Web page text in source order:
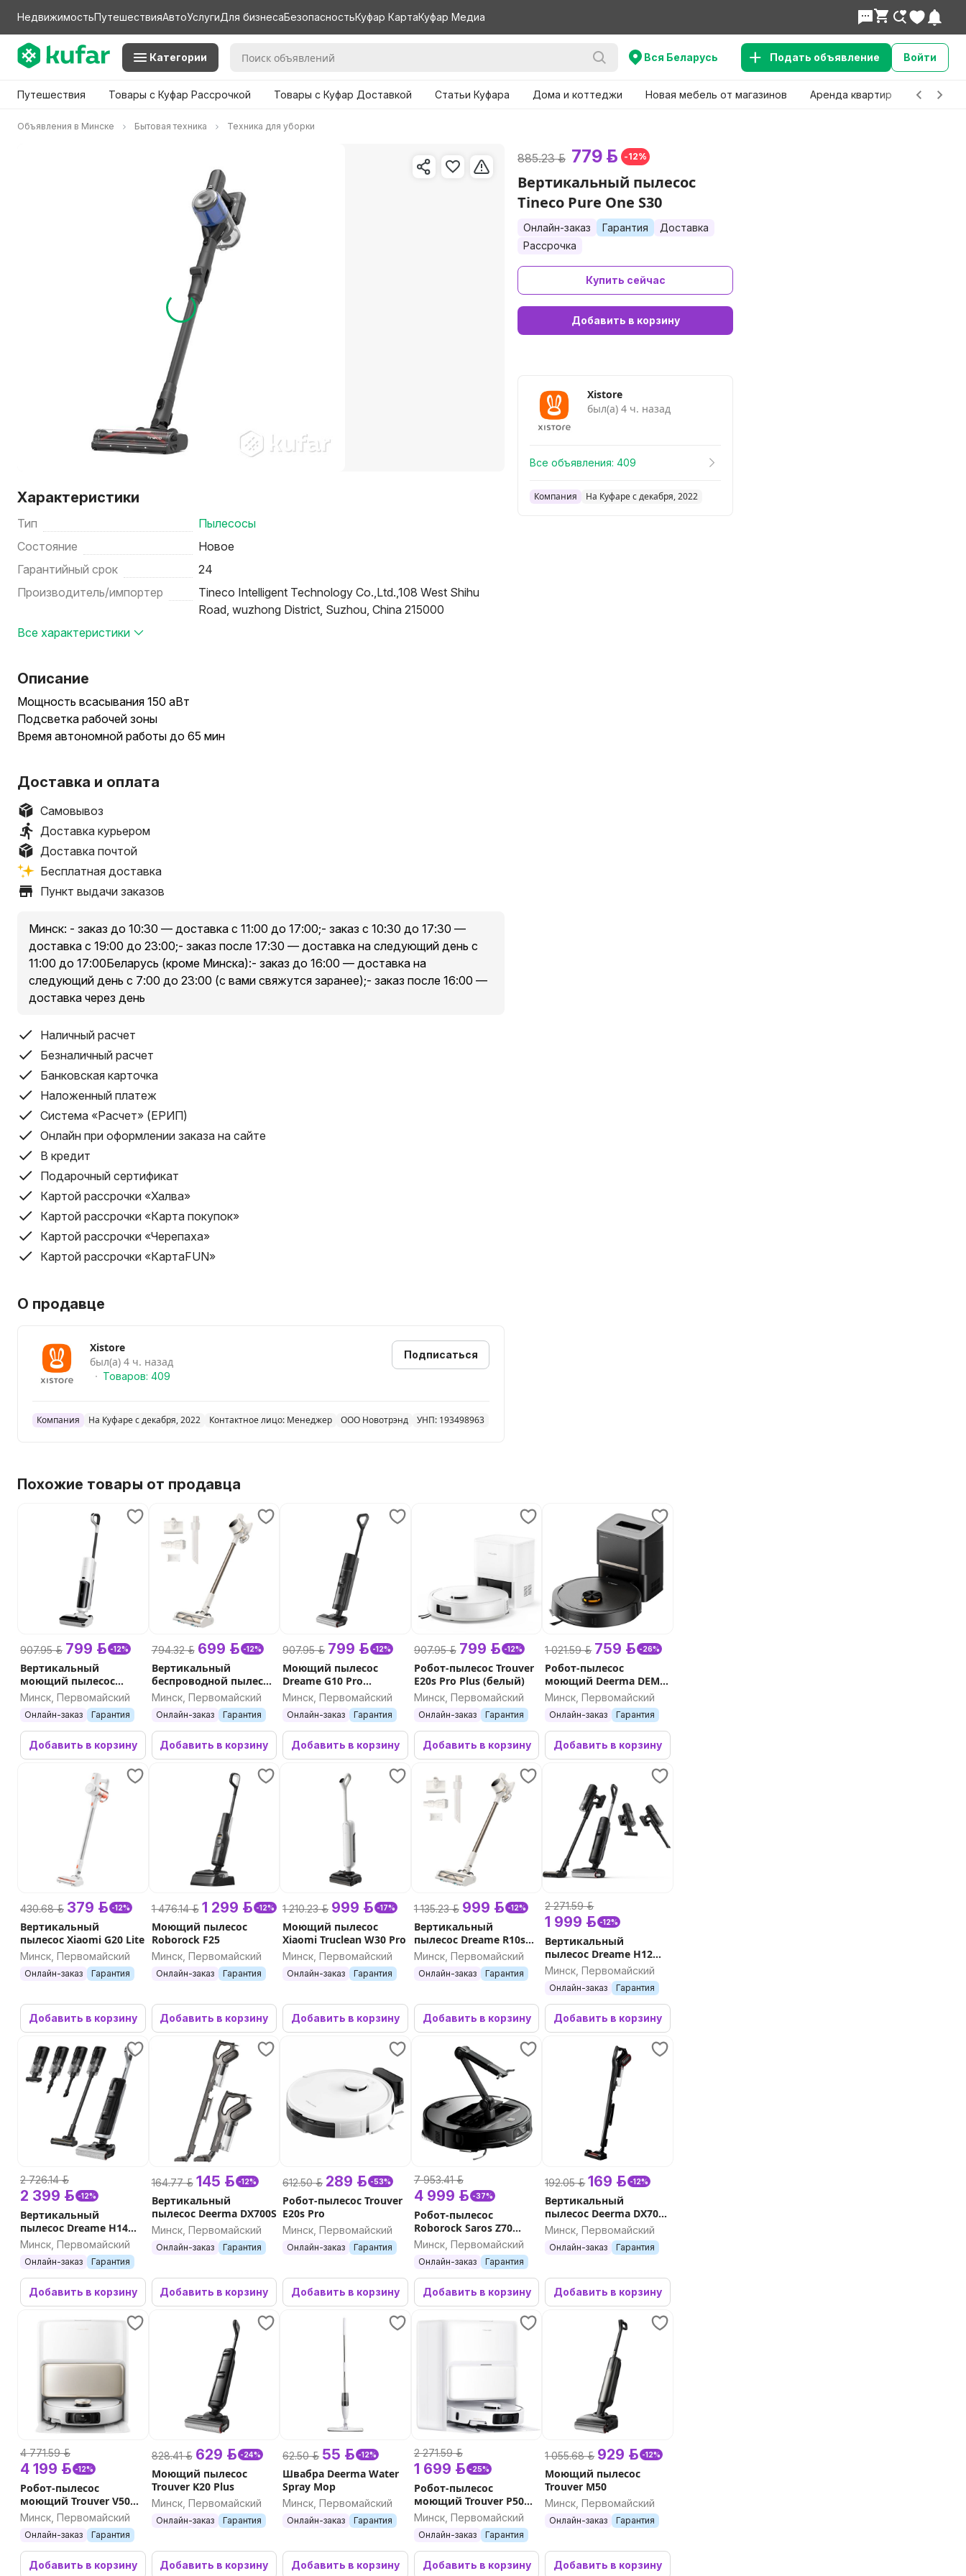
НедвижимостьПутешествияАвтоУслугиДля бизнесаБезопасностьКуфар КартаКуфар Медиа
Категории Вся Беларусь Подать объявление Войти
Путешествия Товары с Куфар Рассрочкой Товары с Куфар Доставкой Статьи Куфара Дома и коттеджи Новая мебель от магазинов Аренда квартир Детские
Объявления в Минске Бытовая техника Техника для уборки
Характеристики
Тип
Пылесосы
Состояние
Новое
Гарантийный срок
24
Производитель/импортер
Tineco Intelligent Technology Co.,Ltd.,108 West Shihu
Road, wuzhong District, Suzhou, China 215000
Все характеристики
Описание
Мощность всасывания 150 аВт
Подсветка рабочей зоны
Время автономной работы до 65 мин
Доставка и оплата
Самовывоз
Доставка курьером
Доставка почтой
Бесплатная доставка
Пункт выдачи заказов
Минск: - заказ до 10:30 — доставка с 11:00 до 17:00;- заказ с 10:30 до 17:30 —
доставка с 19:00 до 23:00;- заказ после 17:30 — доставка на следующий день с
11:00 до 17:00Беларусь (кроме Минска):- заказ до 16:00 — доставка на
следующий день с 7:00 до 23:00 (с вами свяжутся заранее);- заказ после 16:00 —
доставка через день
Наличный расчет
Безналичный расчет
Банковская карточка
Наложенный платеж
Система «Расчет» (ЕРИП)
Онлайн при оформлении заказа на сайте
В кредит
Подарочный сертификат
Картой рассрочки «Халва»
Картой рассрочки «Карта покупок»
Картой рассрочки «Черепаха»
Картой рассрочки «КартаFUN»
О продавце
Xistore
был(а) 4 ч. назад
Товаров: 409
Подписаться
Компания На Куфаре с декабря, 2022 Контактное лицо: Менеджер ООО Новотрэнд УНП: 193498963
Похожие товары от продавца
907.95 р. 799 р. -12%
Вертикальный
моющий пылесос
Xiaomi W20
Минск, Первомайский
Онлайн-заказ Гарантия
Добавить в корзину
794.32 р. 699 р. -12%
Вертикальный
беспроводной пылесос
Dreame Cleaner R10s
(белый)
Минск, Первомайский
Онлайн-заказ Гарантия
Добавить в корзину
907.95 р. 799 р. -12%
Моющий пылесос
Dreame G10 Pro
(черный)
Минск, Первомайский
Онлайн-заказ Гарантия
Добавить в корзину
907.95 р. 799 р. -12%
Робот-пылесос Trouver
E20s Pro Plus (белый)
Минск, Первомайский
Онлайн-заказ Гарантия
Добавить в корзину
1 021.59 р. 759 р. -26%
Робот-пылесос
моющий Deerma DEM-
S30 (черный)
Минск, Первомайский
Онлайн-заказ Гарантия
Добавить в корзину
430.68 р. 379 р. -12%
Вертикальный
пылесос Xiaomi G20 Lite
Минск, Первомайский
Онлайн-заказ Гарантия
Добавить в корзину
1 476.14 р. 1 299 р. -12%
Моющий пылесос
Roborock F25
Минск, Первомайский
Онлайн-заказ Гарантия
Добавить в корзину
1 210.23 р. 999 р. -17%
Моющий пылесос
Xiaomi Truclean W30 Pro
Минск, Первомайский
Онлайн-заказ Гарантия
Добавить в корзину
1 135.23 р. 999 р. -12%
Вертикальный
пылесос Dreame R10s
Aqua
Минск, Первомайский
Онлайн-заказ Гарантия
Добавить в корзину
2 271.59 р.
1 999 р. -12%
Вертикальный
пылесос Dreame H12
Dual FlexReach
Минск, Первомайский
Онлайн-заказ Гарантия
Добавить в корзину
2 726.14 р.
2 399 р. -12%
Вертикальный
пылесос Dreame H14
Dual
Минск, Первомайский
Онлайн-заказ Гарантия
Добавить в корзину
164.77 р. 145 р. -12%
Вертикальный
пылесос Deerma DX700S
Минск, Первомайский
Онлайн-заказ Гарантия
Добавить в корзину
612.50 р. 289 р. -53%
Робот-пылесос Trouver
E20s Pro
Минск, Первомайский
Онлайн-заказ Гарантия
Добавить в корзину
7 953.41 р.
4 999 р. -37%
Робот-пылесос
Roborock Saros Z70
(черный, серебристый)
Минск, Первомайский
Онлайн-заказ Гарантия
Добавить в корзину
192.05 р. 169 р. -12%
Вертикальный
пылесос Deerma DX700
Pro
Минск, Первомайский
Онлайн-заказ Гарантия
Добавить в корзину
4 771.59 р.
4 199 р. -12%
Робот-пылесос
моющий Trouver V50
Ultra Complete (белый)
Минск, Первомайский
Онлайн-заказ Гарантия
Добавить в корзину
828.41 р. 629 р. -24%
Моющий пылесос
Trouver K20 Plus
Минск, Первомайский
Онлайн-заказ Гарантия
Добавить в корзину
62.50 р. 55 р. -12%
Швабра Deerma Water
Spray Mop
Минск, Первомайский
Онлайн-заказ Гарантия
Добавить в корзину
2 271.59 р.
1 699 р. -25%
Робот-пылесос
моющий Trouver P50
Ultra (белый)
Минск, Первомайский
Онлайн-заказ Гарантия
Добавить в корзину
1 055.68 р. 929 р. -12%
Моющий пылесос
Trouver M50
Минск, Первомайский
Онлайн-заказ Гарантия
Добавить в корзину
885.23 р. 779 р. -12%
Вертикальный пылесос
Tineco Pure One S30
Онлайн-заказ Гарантия
Доставка
Рассрочка
Купить сейчас
Добавить в корзину
Xistore
был(а) 4 ч. назад
Все объявления: 409
Компания На Куфаре с декабря, 2022